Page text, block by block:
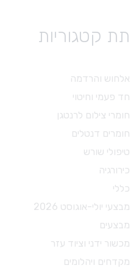
תת קטגוריות
אלחוש והרדמה
חד פעמי וחיטוי
חומרי צילום לרנטגן
חומרים דנטלים
טיפולי שורש
כירורגיה
כללי
מבצעי יולי-אוגוסט 2026
מבצעים
מכשור ידני וציוד עזר
מקדחים ויהלומים